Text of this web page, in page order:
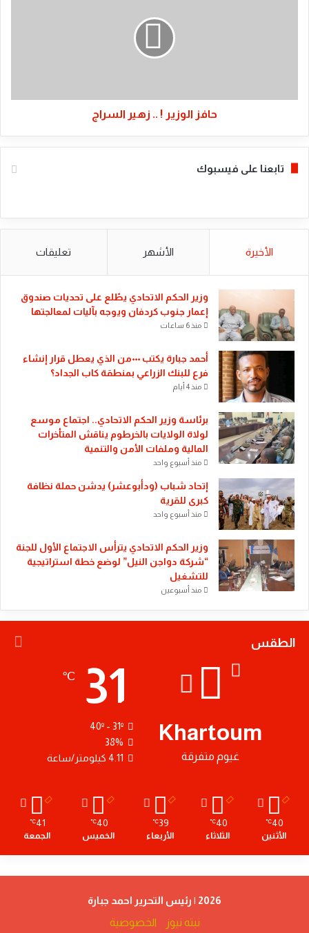
حافز الوزير ! .. زهير السراج
تابعنا على فيسبوك
الأخيرة الأشهر تعليقات
​وزير الحكم الاتحادي يطّلع على تحديات صندوق
إعمار جنوب كردفان ويوجه بآليات لمعالجتها
منذ 6 ساعات
أحمد جبارة يكتب ٠٠٠من الذي يعطل قرار إنشاء
فرع للبنك الزراعي بمنطقة كاب الجداد؟
منذ 4 أيام
​برئاسة وزير الحكم الاتحادي.. اجتماع موسع
لولاة الولايات بالخرطوم يناقش المتأخرات
المالية وملفات الأمن والتنمية
منذ أسبوع واحد
إتحاد شباب (ودأبوعشر) يدشن حملة نظافة
كبرى للقرية
منذ أسبوع واحد
وزير الحكم الاتحادي يترأس الاجتماع الأول للجنة
“شركة دواجن النيل” لوضع خطة استراتيجية
للتشغيل
منذ أسبوعين
الطقس
Khartoum
غيوم متفرقة
31
℃
38%
4.11 كيلومتر/ساعة
40
℃
الأثنين
40
℃
الثلاثاء
39
℃
الأربعاء
40
℃
الخميس
41
℃
الجمعة
2026 | رئيس التحرير احمد جبارة
نبته نيوز
الخصوصية